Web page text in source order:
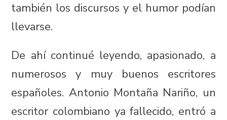
también los discursos y el humor podían
llevarse.
De ahí continué leyendo, apasionado, a
numerosos y muy buenos escritores
españoles. Antonio Montaña Nariño, un
escritor colombiano ya fallecido, entró a